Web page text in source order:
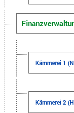
Kämmerei 1
Kämmerei 2